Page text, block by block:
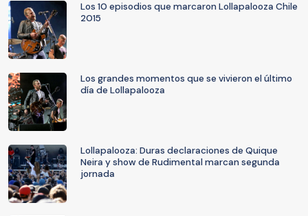
Los 10 episodios que marcaron Lollapalooza Chile
2015
Los grandes momentos que se vivieron el último
día de Lollapalooza
Lollapalooza: Duras declaraciones de Quique
Neira y show de Rudimental marcan segunda
jornada